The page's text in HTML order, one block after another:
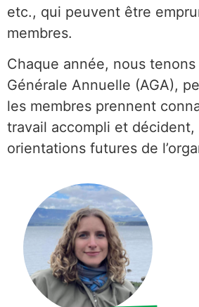
etc., qui peuvent être
membres.
Chaque année, nous
Générale Annuelle (AGA),
les membres prennent
travail accompli et décident,
orientations futures de